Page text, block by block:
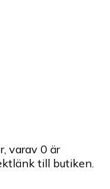
varav 0 är
till butiken.